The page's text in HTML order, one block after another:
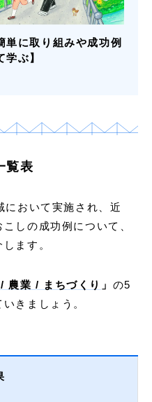
単に取り組みや成功例
ぶ】
覧表
において実施され、近
しの成功例について、
ます。
農業 / まちづくり 」 の5
きましょう。